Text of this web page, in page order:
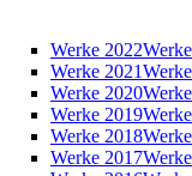
Werke 2022
Werke 2021
Werke 2020
Werke 2019
Werke 2018
Werke 2017